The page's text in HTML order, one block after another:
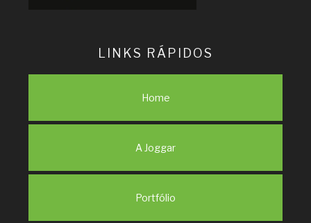
LINKS RÁPIDOS
Home
A Joggar
Portfólio